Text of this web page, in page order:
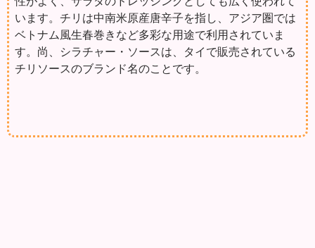
います。チリは中南米原産唐辛子を指し、アジア圏では
ベトナム風生春巻きなど多彩な用途で利用されていま
す。尚、シラチャー・ソースは、タイで販売されている
チリソースのブランド名のことです。